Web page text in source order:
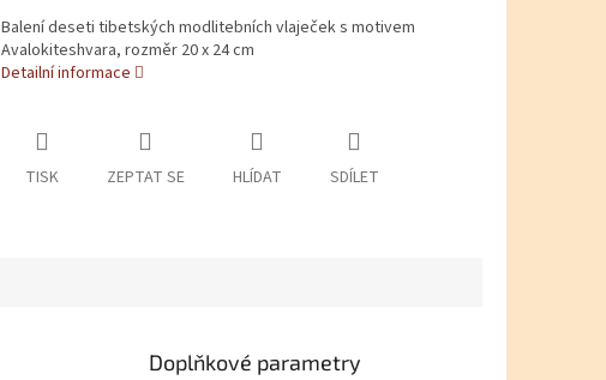
Balení deseti tibetských modlitebních vlaječek s motivem
Avalokiteshvara, rozměr 20 x 24 cm
Detailní informace
TISK ZEPTAT SE HLÍDAT SDÍLET
Doplňkové parametry